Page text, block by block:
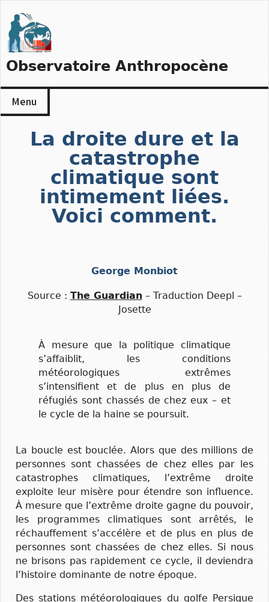
to
content
Observatoire Anthropocène
Menu
La droite dure et la
catastrophe
climatique sont
intimement liées.
Voici comment.
George Monbiot
Source : The Guardian– Traduction Deepl –
Josette
À mesure que la politique climatique
s’affaiblit, les conditions
météorologiques extrêmes
s’intensifient et de plus en plus de
réfugiés sont chassés de chez eux – et
le cycle de la haine se poursuit.
La boucle est bouclée. Alors que des millions de
personnes sont chassées de chez elles par les
catastrophes climatiques, l’extrême droite
exploite leur misère pour étendre son influence.
À mesure que l’extrême droite gagne du pouvoir,
les programmes climatiques sont arrêtés, le
réchauffement s’accélère et de plus en plus de
personnes sont chassées de chez elles. Si nous
ne brisons pas rapidement ce cycle, il deviendra
l’histoire dominante de notre époque.
Des stations météorologiques du golfe Persique